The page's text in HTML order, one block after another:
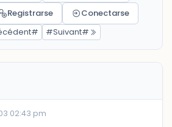
Registrarse
Conectarse
#Suivant#
02:43 pm